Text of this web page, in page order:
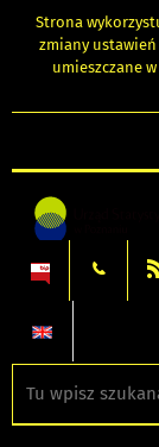
Strona
zmiany
umieszczane